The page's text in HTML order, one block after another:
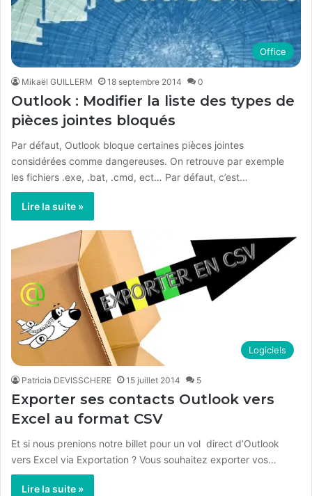
Office
Mikaël GUILLERM 18 septembre 2014 0
Outlook : Modifier la liste des types de
pièces jointes bloqués
Par défaut, Outlook bloque certaines pièces jointes
considérées comme dangereuses. On retrouve par exemple
les fichiers .exe, .bat, .cmd, ect… Par défaut, c’est…
Lire la suite »
Logiciels
Patricia DEVISSCHERE 15 juillet 2014 5
Exporter ses contacts Outlook vers
Excel au format CSV
Et si nous prenions notre billet pour un vol direct d’Outlook
vers Excel via Exportation ? Vous souhaitez exporter vos…
Lire la suite »